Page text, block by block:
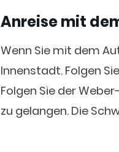
Anreise mit
Wenn Sie mit dem
Innenstadt. Folgen
Folgen Sie der
zu gelangen. Die